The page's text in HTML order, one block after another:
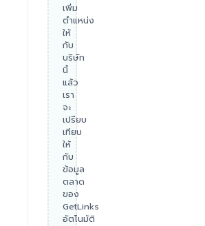
เพิ่ม
ตำแหน่ง
ให้
กับ
บริษัท
นี้
แล้ว
เรา
จะ
เปรียบ
เทียบ
ให้
กับ
ข้อมูล
ตลาด
ของ
GetLinks
อัตโนมัติ